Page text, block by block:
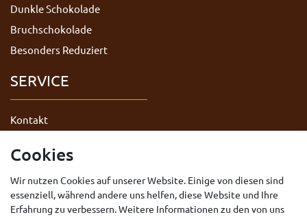
Dunkle Schokolade
Bruchschokolade
Besonders Reduziert
SERVICE
Kontakt
AGB
Impressum
Widerrufsrecht
Cookies
Wir nutzen Cookies auf unserer Website. Einige von diesen sind
essenziell, während andere uns helfen, diese Website und Ihre
Erfahrung zu verbessern. Weitere Informationen zu den von uns